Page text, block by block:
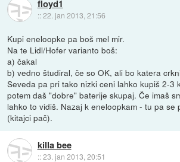
floyd1
::22. jan 2013, 21:56
Kupi eneloopke pa boš mel mir.
Na te Lidl/Hofer varianto boš:
a) čakal
b) vedno študiral, če so OK, ali bo katera
Seveda pa pri tako nizki ceni lahko kupiš 2-3
potem daš "dobre" baterije skupaj. Če imaš
lahko to vidiš. Nazaj k eneloopkam - tu pa se
(kitajci pač).
killa bee
::23. jan 2013, 20:51